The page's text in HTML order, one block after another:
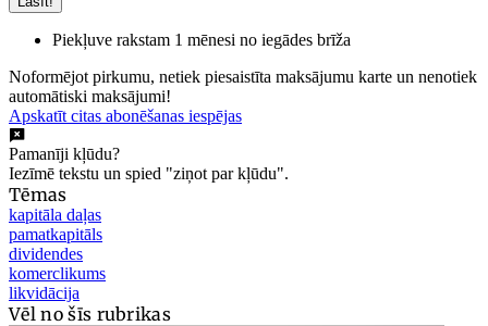
Piekļuve rakstam 1 mēnesi no iegādes brīža
Noformējot pirkumu, netiek piesaistīta maksājumu karte un nenotiek
automātiski maksājumi!
Apskatīt citas abonēšanas iespējas
Pamanīji kļūdu?
Iezīmē tekstu un spied "ziņot par kļūdu".
Tēmas
kapitāla daļas
pamatkapitāls
dividendes
komerclikums
likvidācija
Vēl no šīs rubrikas